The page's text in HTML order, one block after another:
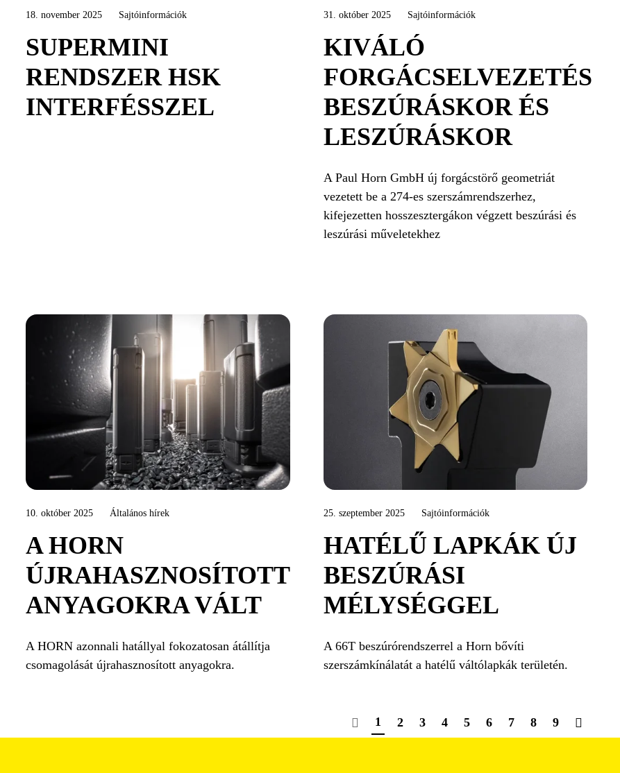
18. november 2025 Sajtóinformációk
SUPERMINI
RENDSZER HSK
INTERFÉSSZEL
31. október 2025 Sajtóinformációk
KIVÁLÓ
FORGÁCSELVEZETÉS
BESZÚRÁSKOR ÉS
LESZÚRÁSKOR
A Paul Horn GmbH új forgácstörő geometriát
vezetett be a 274-es szerszámrendszerhez,
kifejezetten hosszesztergákon végzett beszúrási és
leszúrási műveletekhez
10. október 2025 Általános hírek
A HORN
ÚJRAHASZNOSÍTOTT
ANYAGOKRA VÁLT
A HORN azonnali hatállyal fokozatosan átállítja
csomagolását újrahasznosított anyagokra.
25. szeptember 2025 Sajtóinformációk
HATÉLŰ LAPKÁK ÚJ
BESZÚRÁSI
MÉLYSÉGGEL
A 66T beszúrórendszerrel a Horn bővíti
szerszámkínálatát a hatélű váltólapkák területén.
1 2 3 4 5 6 7 8 9